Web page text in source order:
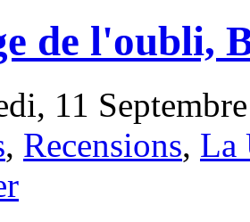
de l'oubli,
11
, Recensions, La